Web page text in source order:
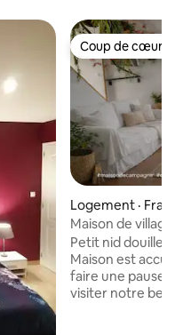
Coup de cœur
Coup de cœur
Logement ·
ières
Maison de village.
amis
Petit nid douillet
Maison est
faire une pause
visiter notre belle